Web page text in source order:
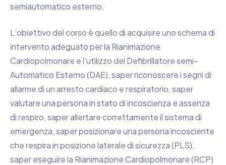
semiautomatico esterno.
L’obiettivo del corso è quello di acquisire uno schema di
intervento adeguato per la Rianimazione
Cardiopolmonare e l’utilizzo del Defibrillatore semi-
Automatico Esterno (DAE), saper riconoscere i segni di
allarme di un arresto cardiaco e respiratorio, saper
valutare una persona in stato di incoscienza e assenza
di respiro, saper allertare correttamente il sistema di
emergenza, saper posizionare una persona incosciente
che respira in posizione laterale di sicurezza (PLS),
saper eseguire la Rianimazione Cardiopolmonare (RCP)